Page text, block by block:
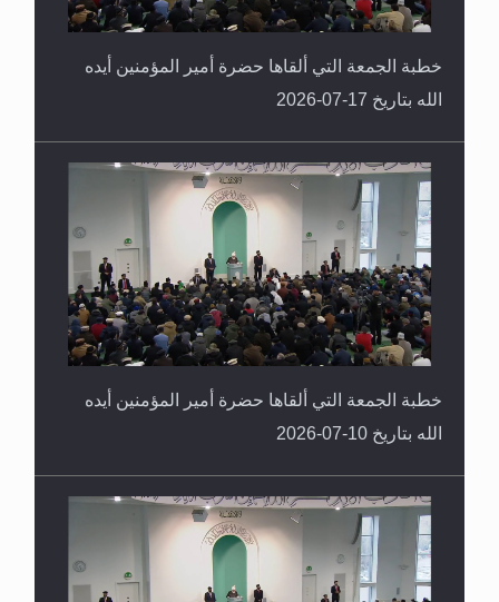
خطبة الجمعة التي ألقاها حضرة أمير المؤمنين أيده
الله بتاريخ 17-07-2026
خطبة الجمعة التي ألقاها حضرة أمير المؤمنين أيده
الله بتاريخ 10-07-2026